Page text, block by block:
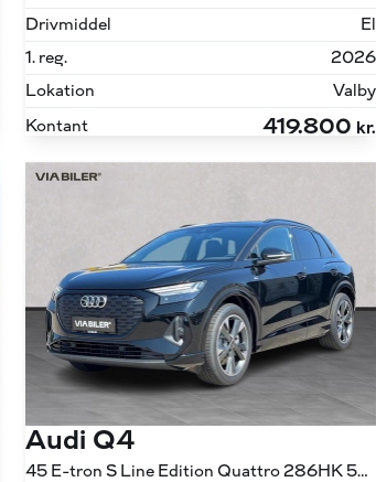
Drivmiddel
El
1. reg.
2026
Lokation
Valby
Kontant
419.800 kr.
Audi Q4
45 E-tron S Line Edition Quattro 286HK 5d Aut.